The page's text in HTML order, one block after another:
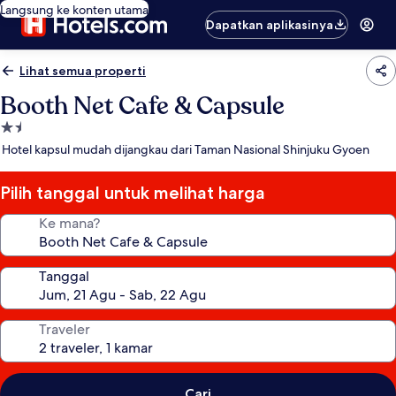
Langsung ke konten utama
Dapatkan aplikasinya
Lihat semua properti
Booth Net Cafe & Capsule
Properti
bintang
Hotel kapsul mudah dijangkau dari Taman Nasional Shinjuku Gyoen
Pilih tanggal untuk melihat harga
Ke mana?
Tanggal
Traveler